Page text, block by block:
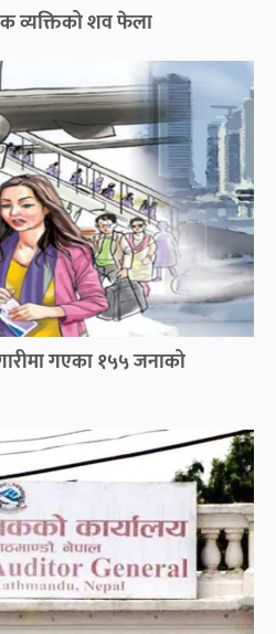
व्यक्तिको शव फेला
गएका १५५ जनाको